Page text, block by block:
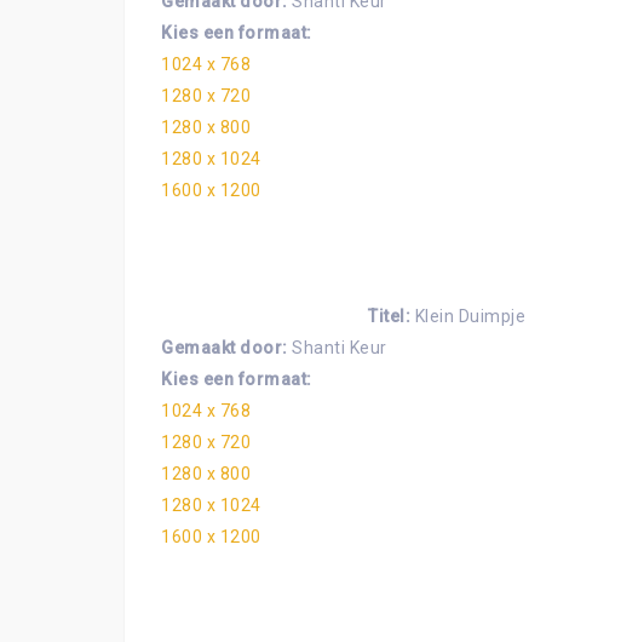
Kies een formaat:
1024 x 768
1280 x 720
1280 x 800
1280 x 1024
1600 x 1200
Titel: Klein Duimpje
Gemaakt door: Shanti Keur
Kies een formaat:
1024 x 768
1280 x 720
1280 x 800
1280 x 1024
1600 x 1200